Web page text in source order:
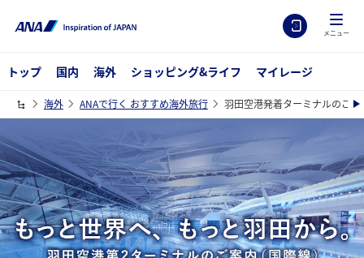
メニュー
トップ 国内 海外 ショッピング&ライフ マイレージ
海外 ANAで行く おすすめ海外旅行 羽田空港発着ターミナルのご